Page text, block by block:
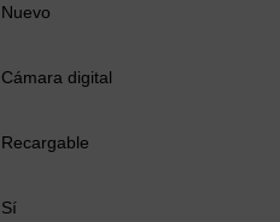
Nuevo
Cámara digital
Recargable
Sí